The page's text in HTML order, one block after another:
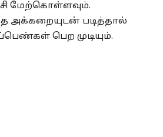
மேற்கொள்ளவும்.
அக்கறையுடன் படித்தால்
பெற முடியும்.